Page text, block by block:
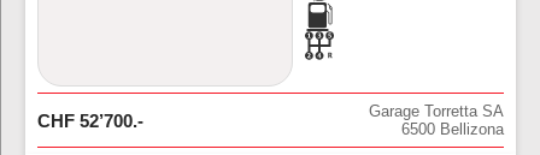
CHF 52’700.-
Garage Torretta SA
6500 Bellizona